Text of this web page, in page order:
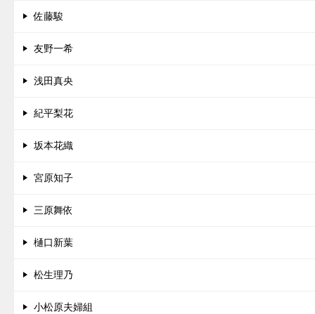
佐藤駿
友野一希
浅田真央
紀平梨花
坂本花織
宮原知子
三原舞依
樋口新葉
松生理乃
小松原夫婦組